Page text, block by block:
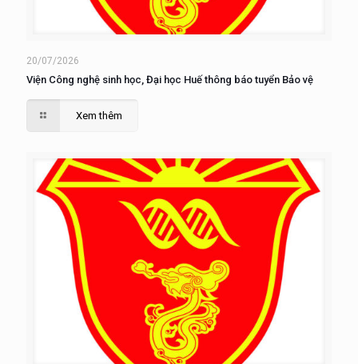
20/07/2026
Viện Công nghệ sinh học, Đại học Huế thông báo tuyển Bảo vệ
Xem thêm